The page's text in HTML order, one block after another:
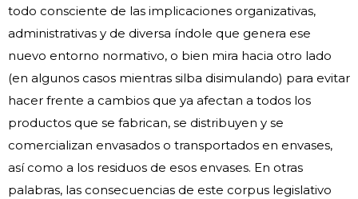
todo consciente de las implicaciones organizativas,
administrativas y de diversa índole que genera ese
nuevo entorno normativo, o bien mira hacia otro lado
(en algunos casos mientras silba disimulando) para evitar
hacer frente a cambios que ya afectan a todos los
productos que se fabrican, se distribuyen y se
comercializan envasados o transportados en envases,
así como a los residuos de esos envases. En otras
palabras, las consecuencias de este corpus legislativo